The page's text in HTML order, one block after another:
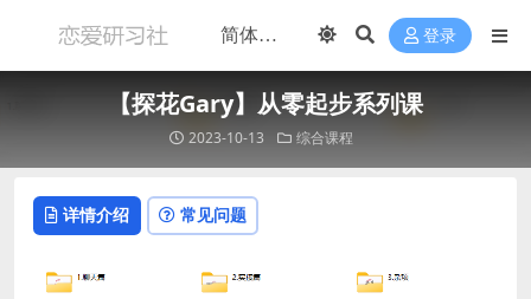
登录
【探花Gary】从零起步系列课
2023-10-13 综合课程
详情介绍 常见问题